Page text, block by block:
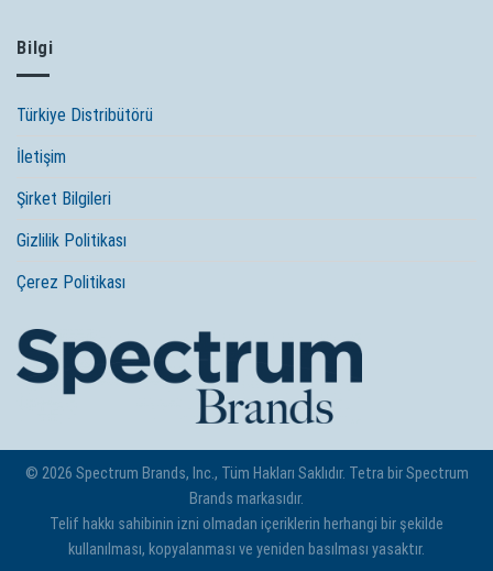
Bilgi
Türkiye Distribütörü
İletişim
Şirket Bilgileri
Gizlilik Politikası
Çerez Politikası
© 2026 Spectrum Brands, Inc., Tüm Hakları Saklıdır. Tetra bir Spectrum
Brands markasıdır.
Telif hakkı sahibinin izni olmadan içeriklerin herhangi bir şekilde
kullanılması, kopyalanması ve yeniden basılması yasaktır.